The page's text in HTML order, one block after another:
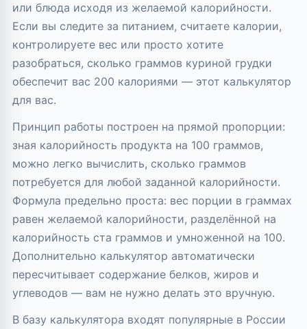
или блюда исходя из желаемой калорийности.
Если вы следите за питанием, считаете калории,
контролируете вес или просто хотите
разобраться, сколько граммов куриной грудки
обеспечит вас 200 калориями — этот калькулятор
для вас.
Принцип работы построен на прямой пропорции:
зная калорийность продукта на 100 граммов,
можно легко вычислить, сколько граммов
потребуется для любой заданной калорийности.
Формула предельно проста: вес порции в граммах
равен желаемой калорийности, разделённой на
калорийность ста граммов и умноженной на 100.
Дополнительно калькулятор автоматически
пересчитывает содержание белков, жиров и
углеводов — вам не нужно делать это вручную.
В базу калькулятора входят популярные в России